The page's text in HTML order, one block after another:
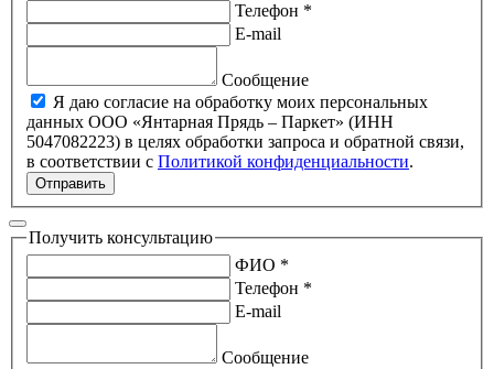
Телефон *
E-mail
Сообщение
Я даю согласие на обработку моих персональных
данных ООО «Янтарная Прядь – Паркет» (ИНН
5047082223) в целях обработки запроса и обратной связи,
в соответствии с Политикой конфиденциальности.
Отправить
Получить консультацию
ФИО *
Телефон *
E-mail
Сообщение